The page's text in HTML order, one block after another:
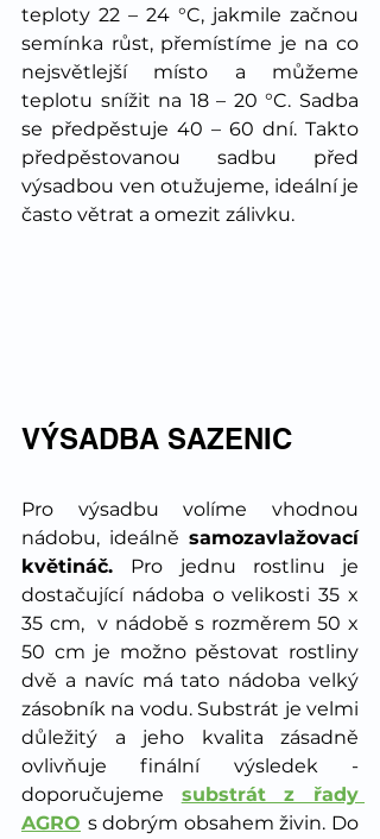
teploty 22 – 24 °C, jakmile začnou
semínka růst, přemístíme je na co
nejsvětlejší místo a můžeme
teplotu snížit na 18 – 20 °C. Sadba
se předpěstuje 40 – 60 dní. Takto
předpěstovanou sadbu před
výsadbou ven otužujeme, ideální je
často větrat a omezit zálivku.
VÝSADBA SAZENIC
Pro výsadbu volíme vhodnou
nádobu, ideálně samozavlažovací
květináč. Pro jednu rostlinu je
dostačující nádoba o velikosti 35 x
35 cm,  v nádobě s rozměrem 50 x
50 cm je možno pěstovat rostliny
dvě a navíc má tato nádoba velký
zásobník na vodu. Substrát je velmi
důležitý a jeho kvalita zásadně
ovlivňuje finální výsledek -
doporučujeme substrát z řady
AGRO s dobrým obsahem živin. Do